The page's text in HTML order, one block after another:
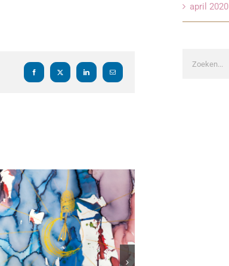
Facebook X LinkedIn
E-
mail
april 2020